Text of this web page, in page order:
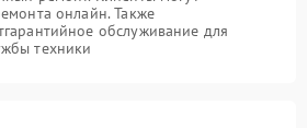
онлайн. Также
обслуживание для
техники